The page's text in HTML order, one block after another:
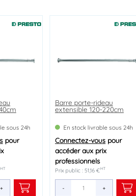
sous 24h
pour
HT
+
Barre porte-rideau
extensible 120-220cm
En stock livrable sous 24h
Connectez-vous pour
accéder aux prix
professionnels
Prix public : 51,16 €HT
- +